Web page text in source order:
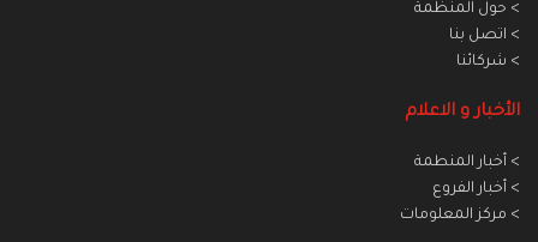
> حول المنظمة
> اتصل بنا
> شركائنا
الأخبار و الاعلام
> أخبار المنطمة
> أخبار الفروع
> مركز المعلومات